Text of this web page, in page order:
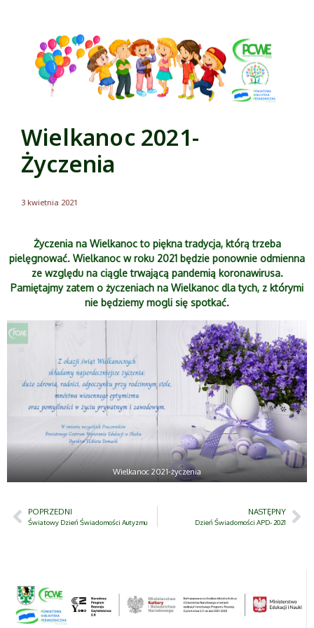
Wielkanoc 2021-
Życzenia
3 kwietnia 2021
Życzenia na Wielkanoc to piękna tradycja, którą trzeba
pielęgnować. Wielkanoc w roku 2021 będzie ponownie odmienna
ze względu na ciągle trwającą pandemią koronawirusa.
Pamiętajmy zatem o życzeniach na Wielkanoc dla tych, z którymi
nie będziemy mogli się spotkać.
Wielkanoc 2021-życzenia
POPRZEDNI
Światowy Dzień Świadomości Autyzmu
NASTĘPNY
Dzień Świadomości APD- 2021